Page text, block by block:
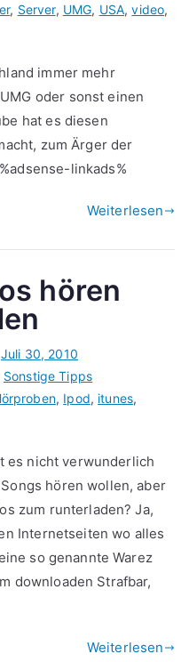
, Server, UMG, USA,video,
immer mehr
oder sonst einen
hat es diesen
zum Ärger der
linkads%
Weiterlesen
hören
Juli 30, 2010
Sonstige Tipps
, Ipod, itunes,
es nicht verwunderlich
hören wollen, aber
zum runterladen? Ja,
Internetseiten wo alles
so genannte Warez
downloaden Strafbar,
Weiterlesen